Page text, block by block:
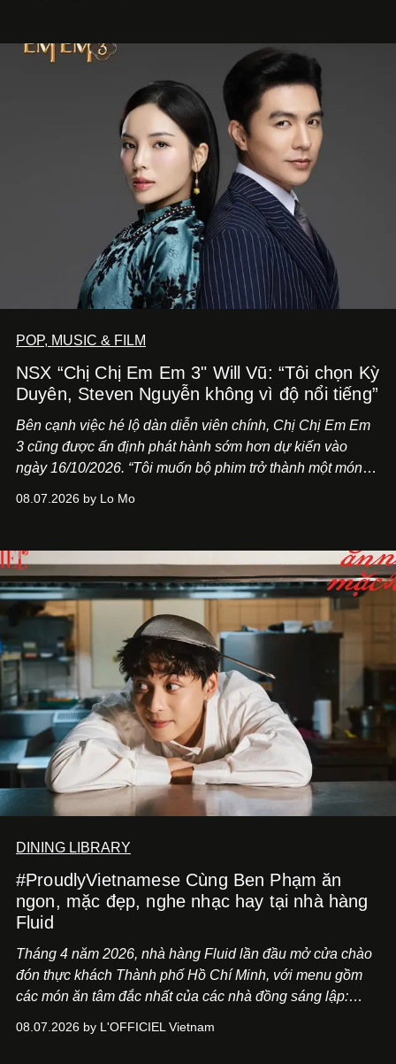
POP, MUSIC & FILM
NSX “Chị Chị Em Em 3" Will Vũ: “Tôi chọn Kỳ
Duyên, Steven Nguyễn không vì độ nổi tiếng”
Bên cạnh việc hé lộ dàn diễn viên chính, Chị Chị Em Em
3 cũng được ấn định phát hành sớm hơn dự kiến vào
ngày 16/10/2026. “Tôi muốn bộ phim trở thành một món
08.07.2026 by Lo Mo
DINING LIBRARY
#ProudlyVietnamese Cùng Ben Phạm ăn
ngon, mặc đẹp, nghe nhạc hay tại nhà hàng
Fluid
Tháng 4 năm 2026, nhà hàng Fluid lần đầu mở cửa chào
đón thực khách Thành phố Hồ Chí Minh, với menu gồm
các món ăn tâm đắc nhất của các nhà đồng sáng lập:
08.07.2026 by L'OFFICIEL Vietnam